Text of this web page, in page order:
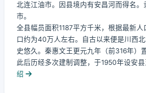
北连江油市。因县境内有安昌河而得名。
市。
全县幅员面积1187平方千米，根据最新人
口约为40万人左右。自古以来便是川西
史悠久。秦惠文王更元九年（前316年）
此后历经多次建制调整，于1950年设安县
绍